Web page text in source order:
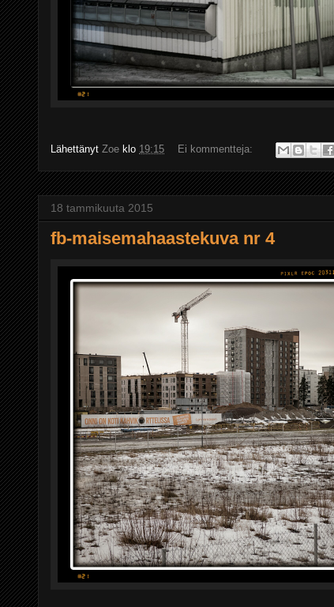
Lähettänyt Zoe klo 19:15 Ei kommentteja:
18 tammikuuta 2015
fb-maisemahaastekuva nr 4